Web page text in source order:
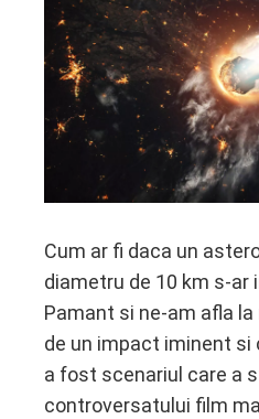
Cum ar fi daca un
diametru de 10 km s-
Pamant si ne-am afla
de un impact iminent
a fost scenariul care a
controversatului film